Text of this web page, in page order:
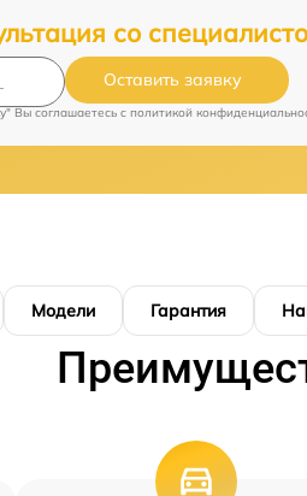
со
Оставить заявку
Вы соглашаетесь c политикой
Модели Гарантия